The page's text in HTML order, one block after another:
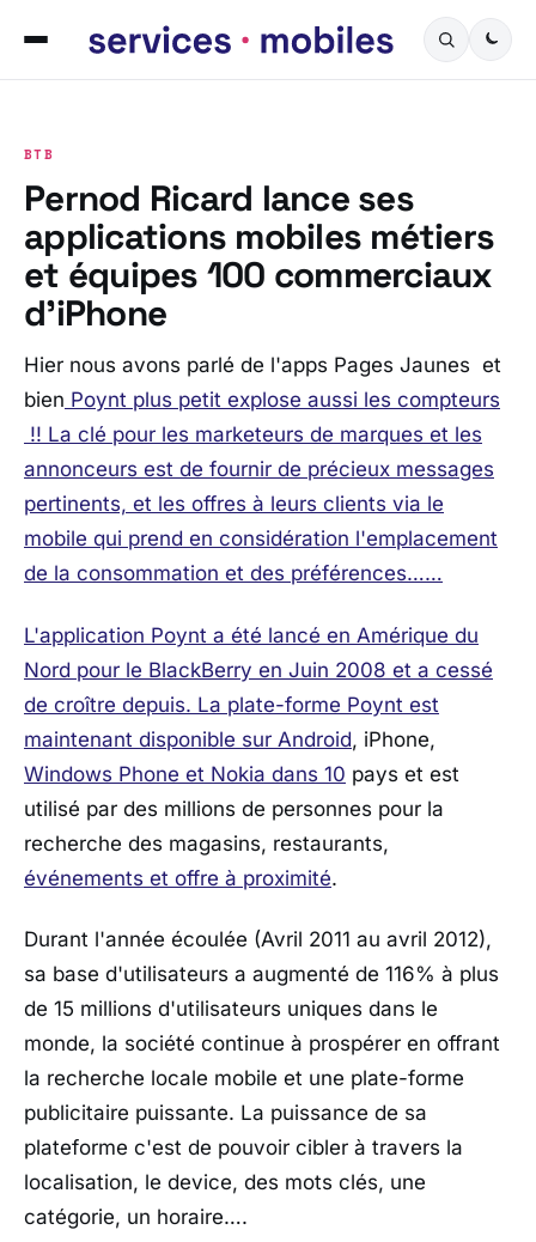
BTB
Pernod Ricard lance ses
applications mobiles métiers
et équipes 100 commerciaux
d’iPhone
Hier nous avons parlé de l'apps Pages Jaunes et
bien Poynt plus petit explose aussi les compteurs
!! La clé pour les marketeurs de marques et les
annonceurs est de fournir de précieux messages
pertinents, et les offres à leurs clients via le
mobile qui prend en considération l'emplacement
de la consommation et des préférences……
L'application Poynt a été lancé en Amérique du
Nord pour le BlackBerry en Juin 2008 et a cessé
de croître depuis. La plate-forme Poynt est
maintenant disponible sur Android, iPhone,
Windows Phone et Nokia dans 10 pays et est
utilisé par des millions de personnes pour la
recherche des magasins, restaurants,
événements et offre à proximité.
Durant l'année écoulée (Avril 2011 au avril 2012),
sa base d'utilisateurs a augmenté de 116% à plus
de 15 millions d'utilisateurs uniques dans le
monde, la société continue à prospérer en offrant
la recherche locale mobile et une plate-forme
publicitaire puissante. La puissance de sa
plateforme c'est de pouvoir cibler à travers la
localisation, le device, des mots clés, une
catégorie, un horaire….